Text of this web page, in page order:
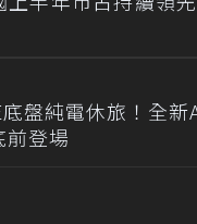
盤純電休旅！全
登場